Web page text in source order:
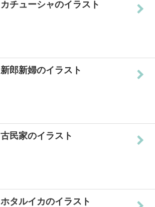
カチューシャのイラスト
新郎新婦のイラスト
古民家のイラスト
ホタルイカのイラスト